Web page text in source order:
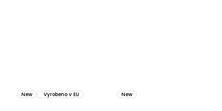
New Vyrobeno v EU New